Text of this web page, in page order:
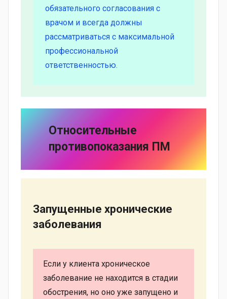
обязательного согласования с
врачом и всегда должны
рассматриваться с максимальной
профессиональной
ответственностью.
Относительные
противопоказания ПМ
Запущенные хронические
заболевания
Если у клиента хроническое
заболевание не находится в стадии
обострения, но оно уже запущено и